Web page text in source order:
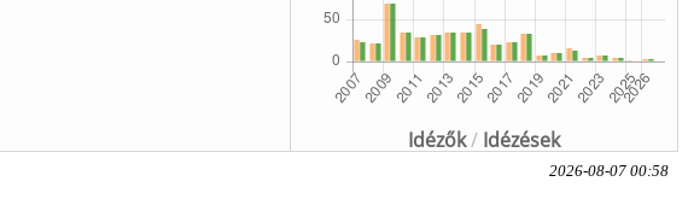
Idézők/ Idézések
2026-08-07 00:58